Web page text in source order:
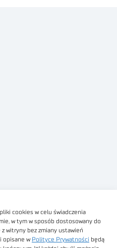
cookies w celu świadczenia
w tym w sposób dostosowany do
witryny bez zmiany ustawień
opisane w Polityce Prywatności będą